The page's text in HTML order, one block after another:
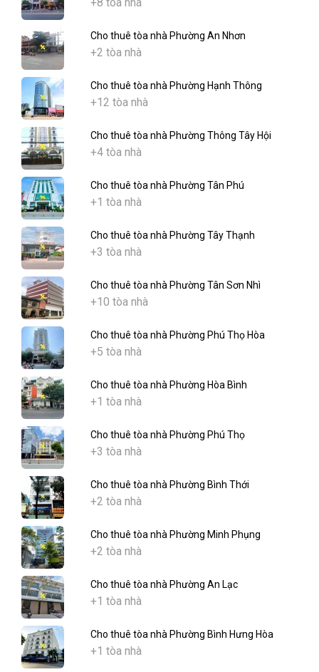
Cho thuê tòa nhà Phường An Nhơn
+2 tòa nhà
Cho thuê tòa nhà Phường Hạnh Thông
+12 tòa nhà
Cho thuê tòa nhà Phường Thông Tây Hội
+4 tòa nhà
Cho thuê tòa nhà Phường Tân Phú
+1 tòa nhà
Cho thuê tòa nhà Phường Tây Thạnh
+3 tòa nhà
Cho thuê tòa nhà Phường Tân Sơn Nhì
+10 tòa nhà
Cho thuê tòa nhà Phường Phú Thọ Hòa
+5 tòa nhà
Cho thuê tòa nhà Phường Hòa Bình
+1 tòa nhà
Cho thuê tòa nhà Phường Phú Thọ
+3 tòa nhà
Cho thuê tòa nhà Phường Bình Thới
+2 tòa nhà
Cho thuê tòa nhà Phường Minh Phụng
+2 tòa nhà
Cho thuê tòa nhà Phường An Lạc
+1 tòa nhà
Cho thuê tòa nhà Phường Bình Hưng Hòa
+1 tòa nhà